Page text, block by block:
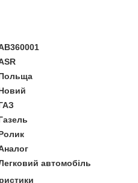
автомобіль